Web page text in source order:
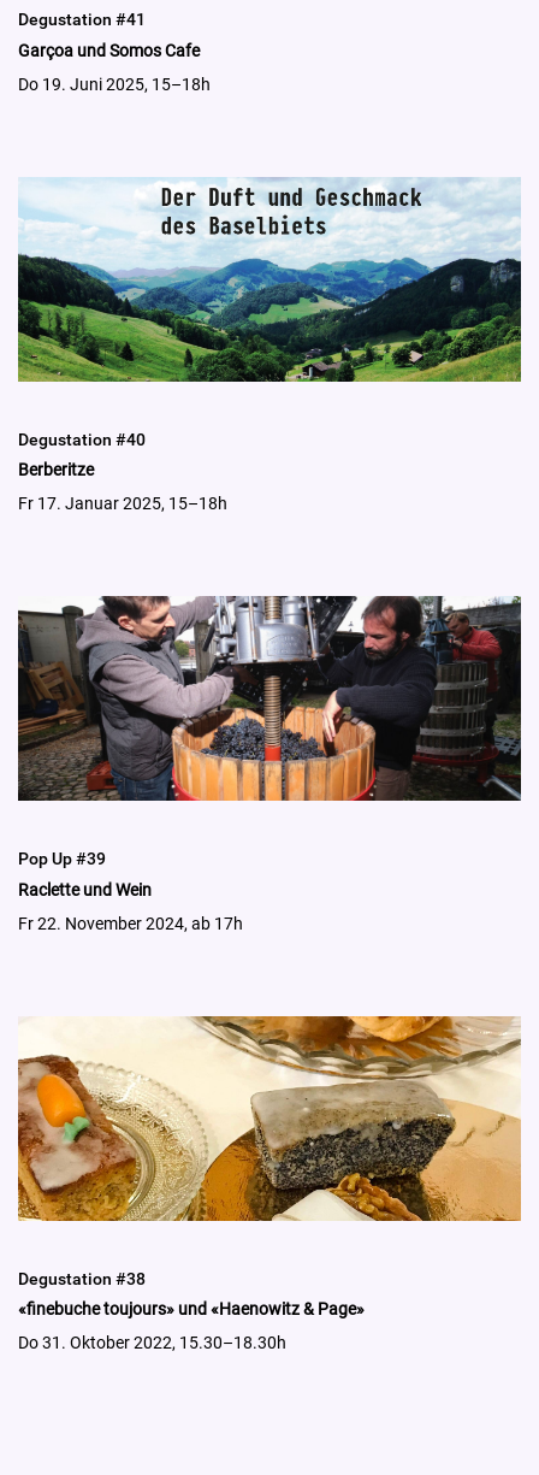
Degustation #41
Garçoa und Somos Cafe
Do 19. Juni 2025, 15–18h
Degustation #40
Berberitze
Fr 17. Januar 2025, 15–18h
Pop Up #39
Raclette und Wein
Fr 22. November 2024, ab 17h
Degustation #38
«finebuche toujours» und «Haenowitz & Page»
Do 31. Oktober 2022, 15.30–18.30h